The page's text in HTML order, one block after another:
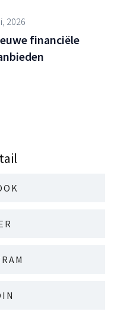
2026
financiële